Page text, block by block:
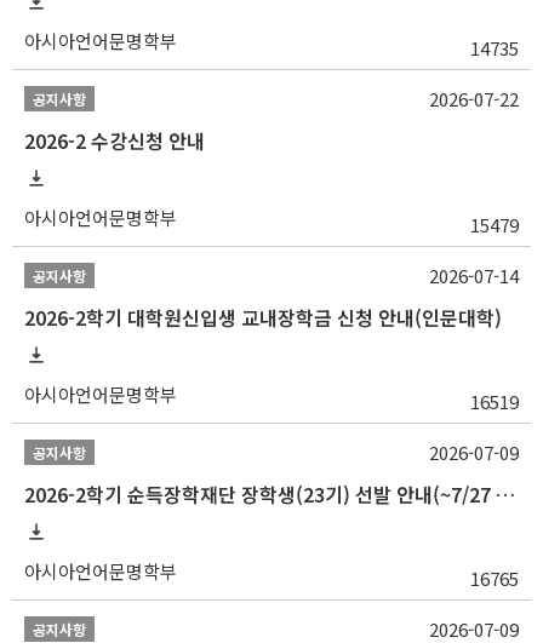
아시아언어문명학부 14735
공지사항
2026-2 수강신청 안내
아시아언어문명학부 15479
2026-07-22
공지사항
2026-2학기 대학원신입생 교내장학금 신청 안내(인문대학)
아시아언어문명학부 16519
2026-07-14
공지사항
2026-2학기 순득장학재단 장학생(23기) 선발 안내(~7/27 10:00)
아시아언어문명학부 16765
2026-07-09
공지사항 2026-07-09